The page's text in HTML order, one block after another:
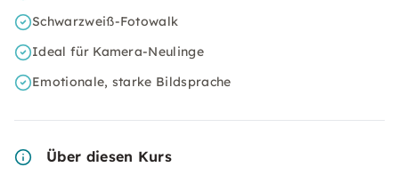
Schwarzweiß-Fotowalk
Ideal für Kamera-Neulinge
Emotionale, starke Bildsprache
Über diesen Kurs